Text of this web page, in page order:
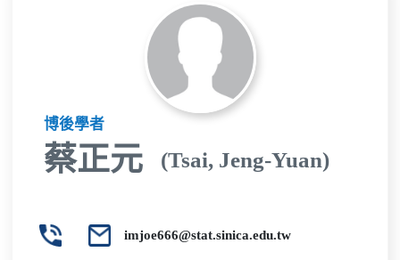
博後學者
蔡正元 (Tsai, Jeng-Yuan)
imjoe666@stat.sinica.edu.tw